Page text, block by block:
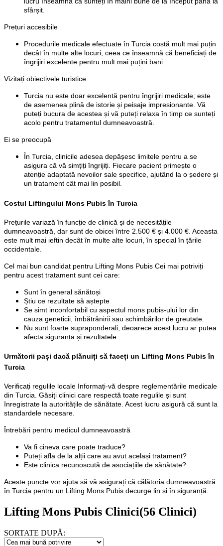
sfârșit.
Prețuri accesibile
Procedurile medicale efectuate în Turcia costă mult mai puțin
decât în multe alte locuri, ceea ce înseamnă că beneficiați de
îngrijiri excelente pentru mult mai puțini bani.
Vizitați obiectivele turistice
Turcia nu este doar excelentă pentru îngrijiri medicale; este
de asemenea plină de istorie și peisaje impresionante. Vă
puteți bucura de acestea și vă puteți relaxa în timp ce sunteți
acolo pentru tratamentul dumneavoastră.
Ei se preocupă
În Turcia, clinicile adesea depășesc limitele pentru a se
asigura că vă simțiți îngrijiți. Fiecare pacient primește o
atenție adaptată nevoilor sale specifice, ajutând la o ședere și
un tratament cât mai lin posibil.
Costul Liftingului Mons Pubis în Turcia
Prețurile variază în funcție de clinică și de necesitățile
dumneavoastră, dar sunt de obicei între 2.500 € și 4.000 €. Aceasta
este mult mai ieftin decât în multe alte locuri, în special în țările
occidentale.
Cel mai bun candidat pentru Lifting Mons Pubis Cei mai potriviți
pentru acest tratament sunt cei care:
Sunt în general sănătoși
Știu ce rezultate să aștepte
Se simt inconfortabil cu aspectul mons pubis-ului lor din
cauza geneticii, îmbătrânirii sau schimbărilor de greutate.
Nu sunt foarte supraponderali, deoarece acest lucru ar putea
afecta siguranța și rezultatele
Următorii pași dacă plănuiți să faceți un Lifting Mons Pubis în
Turcia
Verificați regulile locale Informați-vă despre reglementările medicale
din Turcia. Găsiți clinici care respectă toate regulile și sunt
înregistrate la autoritățile de sănătate. Acest lucru asigură că sunt la
standardele necesare.
Întrebări pentru medicul dumneavoastră
Va fi cineva care poate traduce?
Puteți afla de la alții care au avut același tratament?
Este clinica recunoscută de asociațiile de sănătate?
Aceste puncte vor ajuta să vă asigurați că călătoria dumneavoastră
în Turcia pentru un Lifting Mons Pubis decurge lin și în siguranță.
Lifting Mons Pubis Clinici(56 Clinici)
SORTATE DUPĂ: